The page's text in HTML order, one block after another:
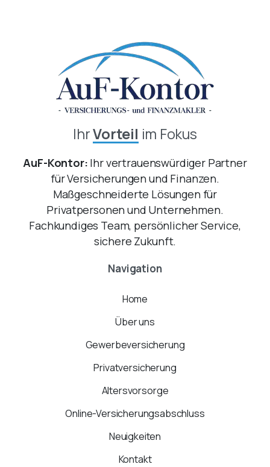
IhrVorteil im Fokus
AuF-Kontor: Ihr vertrauenswürdiger Partner
für Versicherungen und Finanzen.
Maßgeschneiderte Lösungen für
Privatpersonen und Unternehmen.
Fachkundiges Team, persönlicher Service,
sichere Zukunft.
Navigation
Home
Über uns
Gewerbeversicherung
Privatversicherung
Altersvorsorge
Online-Versicherungsabschluss
Neuigkeiten
Kontakt